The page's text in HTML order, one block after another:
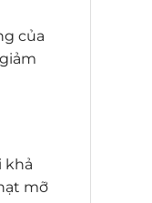
của
khả
mỡ